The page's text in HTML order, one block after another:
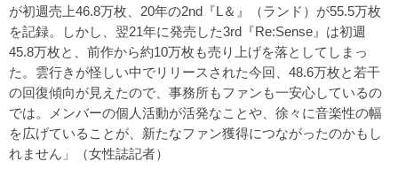
が初週売上46.8万枚、20年の2nd『L＆』（ランド）が55.5万枚
を記録。しかし、翌21年に発売した3rd『Re:Sense』は初週
45.8万枚と、前作から約10万枚も売り上げを落としてしまっ
た。雲行きが怪しい中でリリースされた今回、48.6万枚と若干
の回復傾向が見えたので、事務所もファンも一安心しているの
では。メンバーの個人活動が活発なことや、徐々に音楽性の幅
を広げていることが、新たなファン獲得につながったのかもし
れません」（女性誌記者）